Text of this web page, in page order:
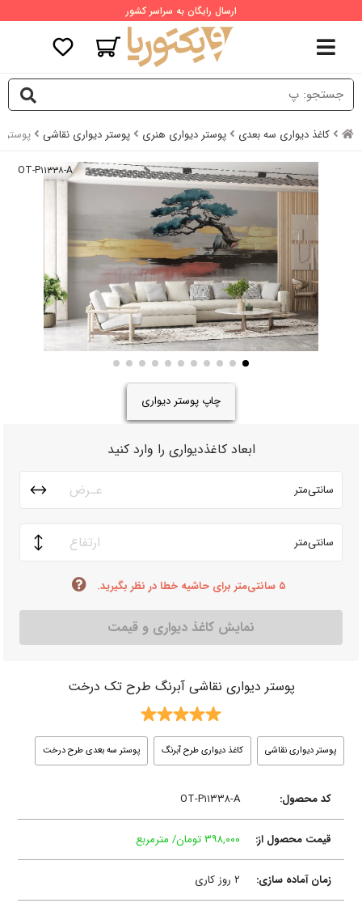
ارسال رایگان به سراسر کشور
کاغذ دیواری سه بعدی پوستر دیواری هنری پوستر دیواری نقاشی
OT-P۱۱۳۳۸-A
چاپ پوستر دیواری
ابعاد کاغذدیواری را وارد کنید
سانتی‌متر
سانتی‌متر
۵ سانتی‌متر برای حاشیه خطا در نظر بگیرید.
نمایش کاغذ دیواری و قیمت
پوستر دیواری نقاشی آبرنگ طرح تک درخت
پوستر دیواری نقاشی کاغذ دیواری طرح آبرنگ پوستر سه بعدی طرح درخت
کد محصول: OT-P۱۱۳۳۸-A
قیمت محصول از: ۳۹۸,۰۰۰ تومان/ مترمربع
زمان آماده سازی: ۲ روز کاری